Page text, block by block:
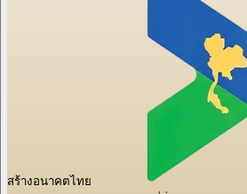
สร้างอนาคตไทย